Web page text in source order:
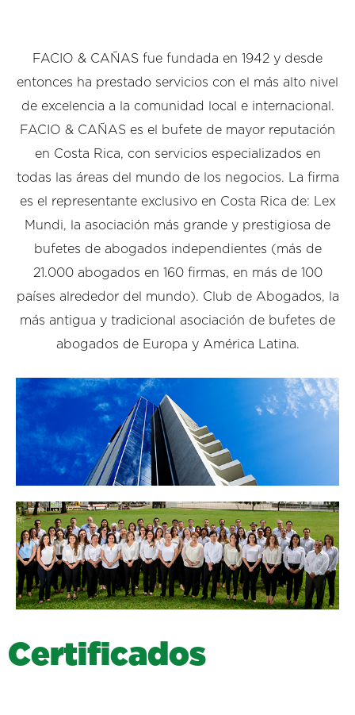
FACIO & CAÑAS fue fundada en 1942 y desde
entonces ha prestado servicios con el más alto nivel
de excelencia a la comunidad local e internacional.
FACIO & CAÑAS es el bufete de mayor reputación
en Costa Rica, con servicios especializados en
todas las áreas del mundo de los negocios. La firma
es el representante exclusivo en Costa Rica de: Lex
Mundi, la asociación más grande y prestigiosa de
bufetes de abogados independientes (más de
21.000 abogados en 160 firmas, en más de 100
países alrededor del mundo). Club de Abogados, la
más antigua y tradicional asociación de bufetes de
abogados de Europa y América Latina.
Certificad os